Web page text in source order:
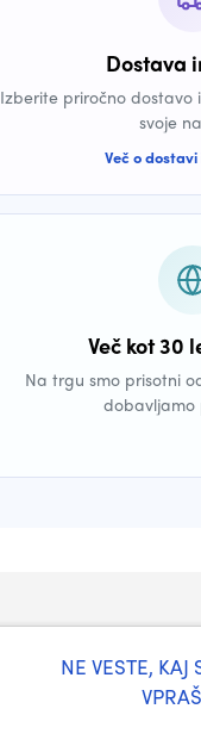
Dostava
Izberite priročno
svoje
Več o
Več kot 30
Na trgu smo prisotni
dobavljamo
NE VESTE,